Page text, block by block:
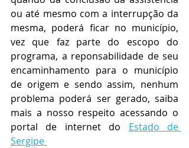
ou até mesmo com a interrupção da
mesma, poderá ficar no município,
vez que faz parte do escopo do
programa, a reponsabilidade de seu
encaminhamento para o município
de origem e sendo assim, nenhum
problema poderá ser gerado, saiba
mais a nosso respeito acessando o
portal de internet do Estado de
Sergipe